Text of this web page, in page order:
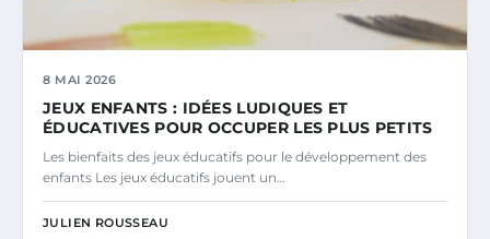
8 MAI 2026
JEUX ENFANTS : IDÉES LUDIQUES ET
ÉDUCATIVES POUR OCCUPER LES PLUS PETITS
Les bienfaits des jeux éducatifs pour le développement des
enfants Les jeux éducatifs jouent un…
JULIEN ROUSSEAU